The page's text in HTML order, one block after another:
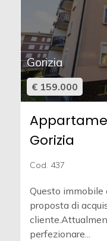
Gorizia
€ 159.000
Gorizia
Cod. 437
Questo
proposta di
perfezionare...